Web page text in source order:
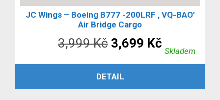
JC Wings – Boeing B777 -200LRF , VQ-BAO’
Air Bridge Cargo
3,999Kč Původní
cena
byla:
3,699 Kč
cena
Skladem
PŘIDAT DO KOŠÍKU
DETAIL